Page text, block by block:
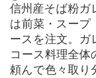
信州産そば粉ガ
は前菜・スー
ースを注文。
コース料理全
頼んで色々取